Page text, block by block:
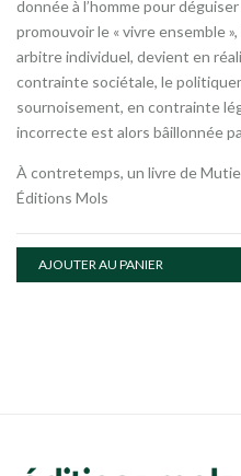
donnée à l’homme pour
promouvoir le « vivre ensemble
arbitre individuel, devient en
contrainte sociétale, le
sournoisement, en contrainte
incorrecte est alors bâillonnée
À contretemps, un livre de
Éditions Mols
AJOUTER AU PANIER